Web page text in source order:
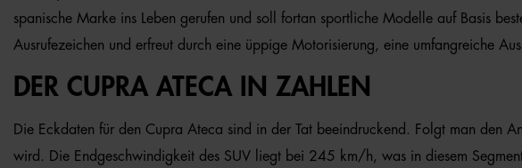
spanische Marke ins Leben gerufen und soll fortan sportliche Modelle auf Basis
Ausrufezeichen und erfreut durch eine üppige Motorisierung, eine umfangreiche
DER CUPRA ATECA IN ZAHLEN
Die Eckdaten für den Cupra Ateca sind in der Tat beeindruckend. Folgt man den
wird. Die Endgeschwindigkeit des SUV liegt bei 245 km/h, was in diesem